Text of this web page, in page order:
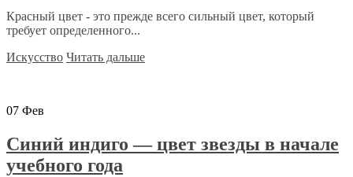
Красный цвет - это прежде всего сильный цвет, который
требует определенного...
Искусство Читать дальше
07 Фев
Синий индиго — цвет звезды в начале
учебного года